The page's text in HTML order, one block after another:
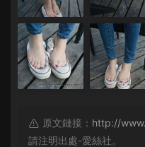
原文鏈接： http://
請注明出處-愛絲社。